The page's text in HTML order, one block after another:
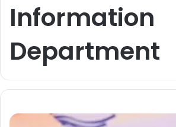
Information
Department